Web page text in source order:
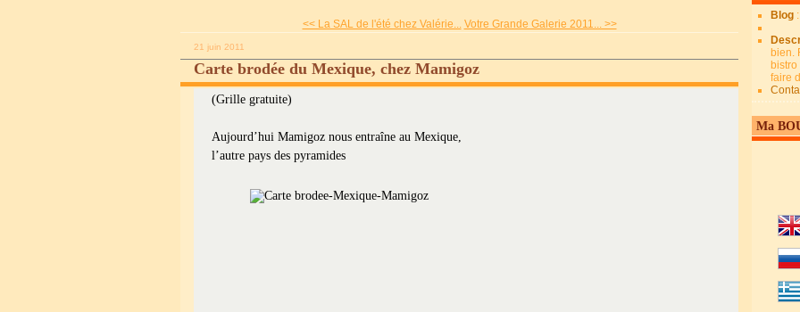
<< La SAL de l'été chez Valérie... Votre Grande Galerie 2011... >>
21 juin 2011
Carte brodée du Mexique, chez Mamigoz
(Grille gratuite)
Aujourd’hui Mamigoz nous entraîne au Mexique,
l’autre pays des pyramides
Blog
bien.
faire
Ma